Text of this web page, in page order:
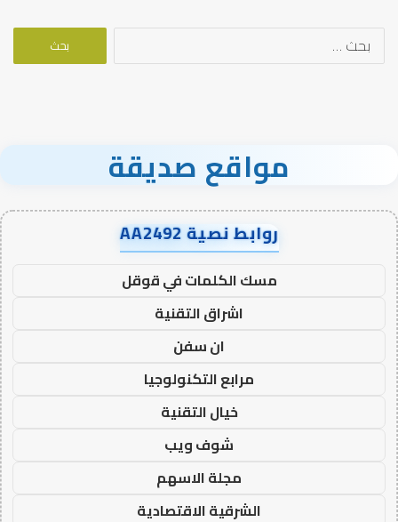
البحث
مواقع صديقة
روابط نصية AA2492
مسك الكلمات في قوقل
اشراق التقنية
ان سفن
مرابع التكنولوجيا
خيال التقنية
شوف ويب
مجلة الاسهم
الشرقية الاقتصادية